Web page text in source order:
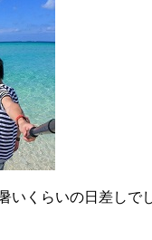
くらいの日差し